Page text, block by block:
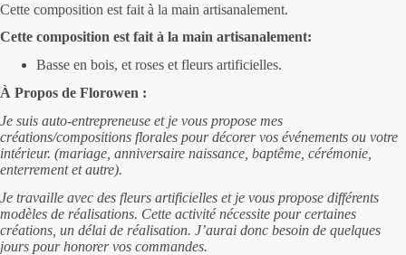
Cette composition est fait à la main artisanalement.
Cette composition est fait à la main artisanalement:
Basse en bois, et roses et fleurs artificielles.
À Propos de Florowen :
Je suis auto-entrepreneuse et je vous propose mes
créations/compositions florales pour décorer vos événements ou votre
intérieur. (mariage, anniversaire naissance, baptême, cérémonie,
enterrement et autre).
Je travaille avec des fleurs artificielles et je vous propose différents
modèles de réalisations. Cette activité nécessite pour certaines
créations, un délai de réalisation. J’aurai donc besoin de quelques
jours pour honorer vos commandes.